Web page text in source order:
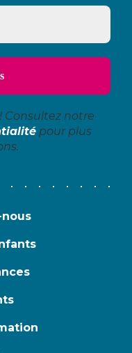
Consultez notre
pour plus